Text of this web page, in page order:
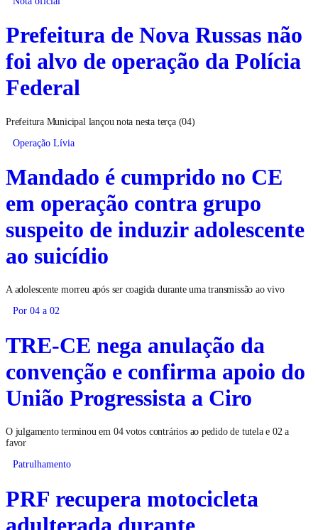
Prefeitura de Nova Russas não
foi alvo de operação da Polícia
Federal
Prefeitura Municipal lançou nota nesta terça (04)
Operação Lívia
Mandado é cumprido no CE
em operação contra grupo
suspeito de induzir adolescente
ao suicídio
A adolescente morreu após ser coagida durante uma transmissão ao vivo
Por 04 a 02
TRE-CE nega anulação da
convenção e confirma apoio do
União Progressista a Ciro
O julgamento terminou em 04 votos contrários ao pedido de tutela e 02 a
favor
Patrulhamento
PRF recupera motocicleta
adulterada durante